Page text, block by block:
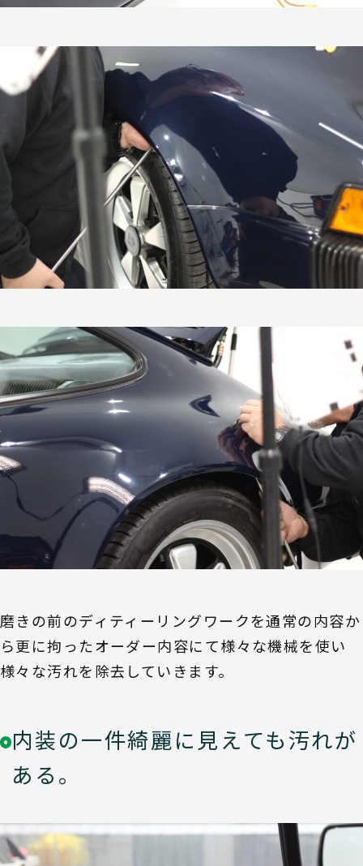
磨きの前のディティーリングワークを通常の内容か
ら更に拘ったオーダー内容にて様々な機械を使い
様々な汚れを除去していきます。
内装の一件綺麗に見えても汚れが
ある。